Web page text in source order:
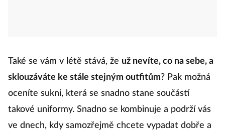
Také se vám v létě stává, že už nevíte, co na sebe, a
sklouzáváte ke stále stejným outfitům? Pak možná
oceníte sukni, která se snadno stane součástí
takové uniformy. Snadno se kombinuje a podrží vás
ve dnech, kdy samozřejmě chcete vypadat dobře a